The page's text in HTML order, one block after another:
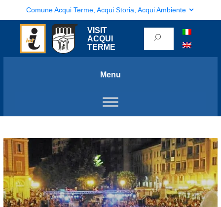
Comune Acqui Terme, Acqui Storia, Acqui Ambiente
VISIT
ACQUI
TERME
Menu